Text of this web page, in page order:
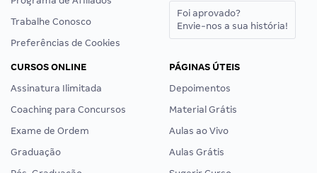
Trabalhe Conosco
Preferências de Cookies
Foi aprovado?
Envie-nos a sua história!
CURSOS ONLINE
Assinatura Ilimitada
Coaching para Concursos
Exame de Ordem
Graduação
PÁGINAS ÚTEIS
Depoimentos
Material Grátis
Aulas ao Vivo
Aulas Grátis